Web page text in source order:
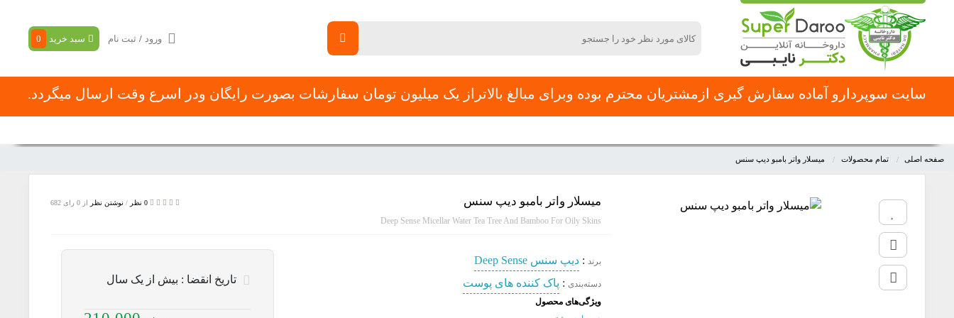
ورود / ثبت نام سبد خرید 0
سایت سوپردارو آماده سفارش گیری ازمشتریان محترم بوده وبرای مبالغ بالاتراز یک میلیون تومان سفارشات بصورت رایگان ودر اسرع وقت ارسال میگردد.
صفحه اصلی تمام محصولات میسلار واتر بامبو دیپ سنس
میسلار واتر بامبو دیپ سنس
Deep Sense Micellar Water Tea Tree And Bamboo For Oily Skins
0 نظر / نوشتن نظر از 0 رای 682
برند : دیپ سنس Deep Sense
دسته‌بندی : پاک کننده های پوست
ویژگی‌های محصول
تاریخ انقضا : بیش از یک سال